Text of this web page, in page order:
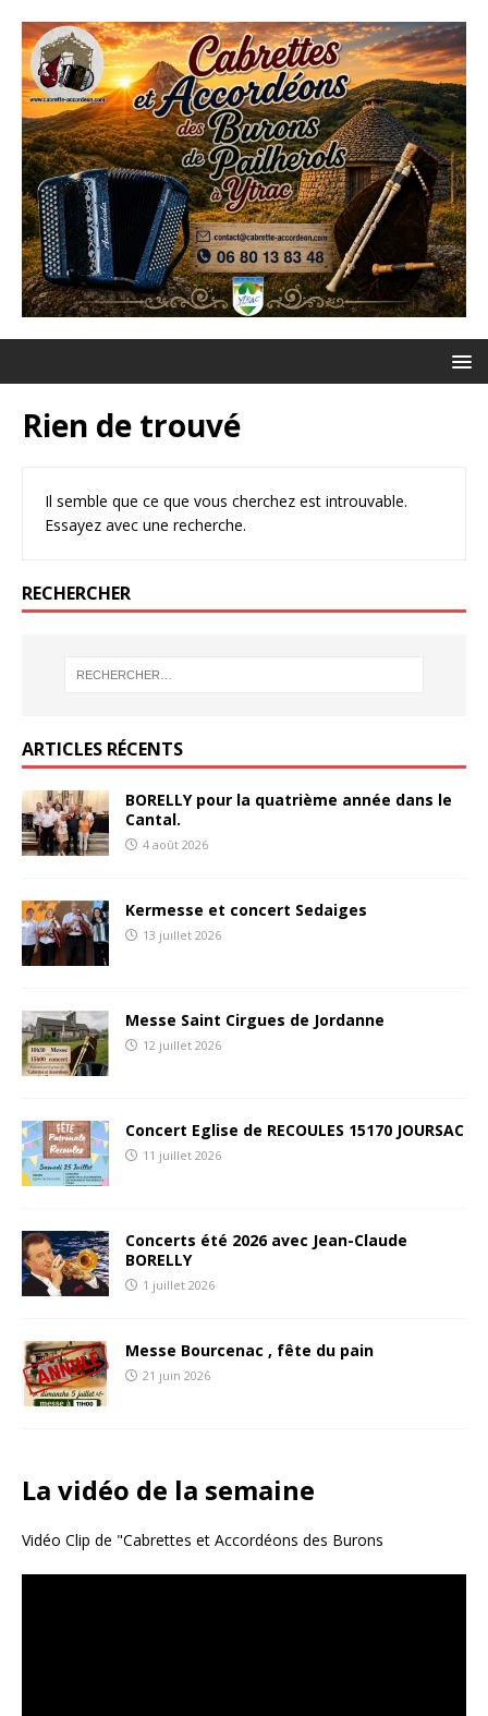
Rien de trouvé
Il semble que ce que vous cherchez est introuvable.
Essayez avec une recherche.
RECHERCHER
ARTICLES RÉCENTS
BORELLY pour la quatrième année dans le
Cantal.
4 août 2026
Kermesse et concert Sedaiges
13 juillet 2026
Messe Saint Cirgues de Jordanne
12 juillet 2026
Concert Eglise de RECOULES 15170 JOURSAC
11 juillet 2026
Concerts été 2026 avec Jean-Claude
BORELLY
1 juillet 2026
Messe Bourcenac , fête du pain
21 juin 2026
La vidéo de la semaine
Vidéo Clip de "Cabrettes et Accordéons des Burons